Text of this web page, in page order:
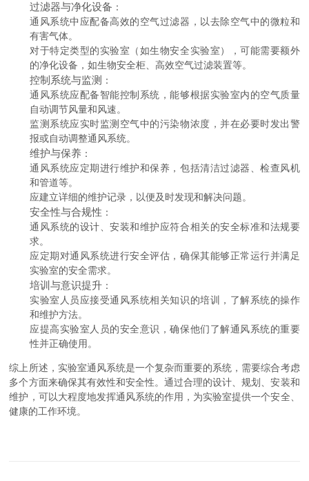
过滤器与净化设备 ：
通风系统中应配备高效的空气过滤器，以去除空气中的微粒和
有害气体。
对于特定类型的实验室（如生物安全实验室），可能需要额外
的净化设备，如生物安全柜、高效空气过滤装置等。
控制系统与监测 ：
通风系统应配备智能控制系统，能够根据实验室内的空气质量
自动调节风量和风速。
监测系统应实时监测空气中的污染物浓度，并在必要时发出警
报或自动调整通风系统。
维护与保养 ：
通风系统应定期进行维护和保养，包括清洁过滤器、检查风机
和管道等。
应建立详细的维护记录，以便及时发现和解决问题。
安全性与合规性 ：
通风系统的设计、安装和维护应符合相关的安全标准和法规要
求。
应定期对通风系统进行安全评估，确保其能够正常运行并满足
实验室的安全需求。
培训与意识提升 ：
实验室人员应接受通风系统相关知识的培训，了解系统的操作
和维护方法。
应提高实验室人员的安全意识，确保他们了解通风系统的重要
性并正确使用。
综上所述，实验室通风系统是一个复杂而重要的系统，需要综合考虑
多个方面来确保其有效性和安全性。通过合理的设计、规划、安装和
维护，可以大程度地发挥通风系统的作用，为实验室提供一个安全、
健康的工作环境。